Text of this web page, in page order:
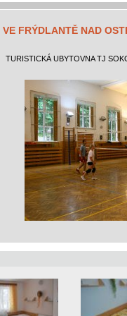
FRÝDLANTĚ NAD
TURISTICKÁ UBYTOVNA TJ